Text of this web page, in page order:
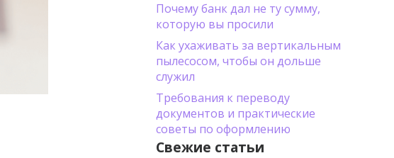
Почему банк дал не ту сумму,
которую вы просили
Как ухаживать за вертикальным
пылесосом, чтобы он дольше
служил
Требования к переводу
документов и практические
советы по оформлению
Свежие статьи